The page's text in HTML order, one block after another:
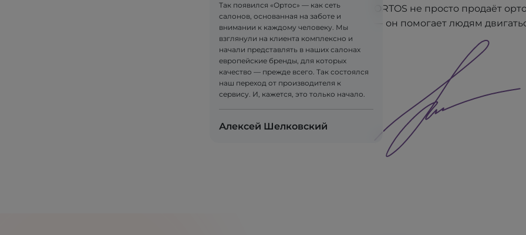
Так появился «Ортос» — как сеть
салонов, основанная на заботе и
внимании к каждому человеку. Мы
взглянули на клиента комплексно и
начали представлять в наших салонах
европейские бренды, для которых
качество — прежде всего. Так состоялся
наш переход от производителя к
сервису. И, кажется, это только начало.
Алексей Шелковский
ORTOS не просто продаёт
— он помогает людям